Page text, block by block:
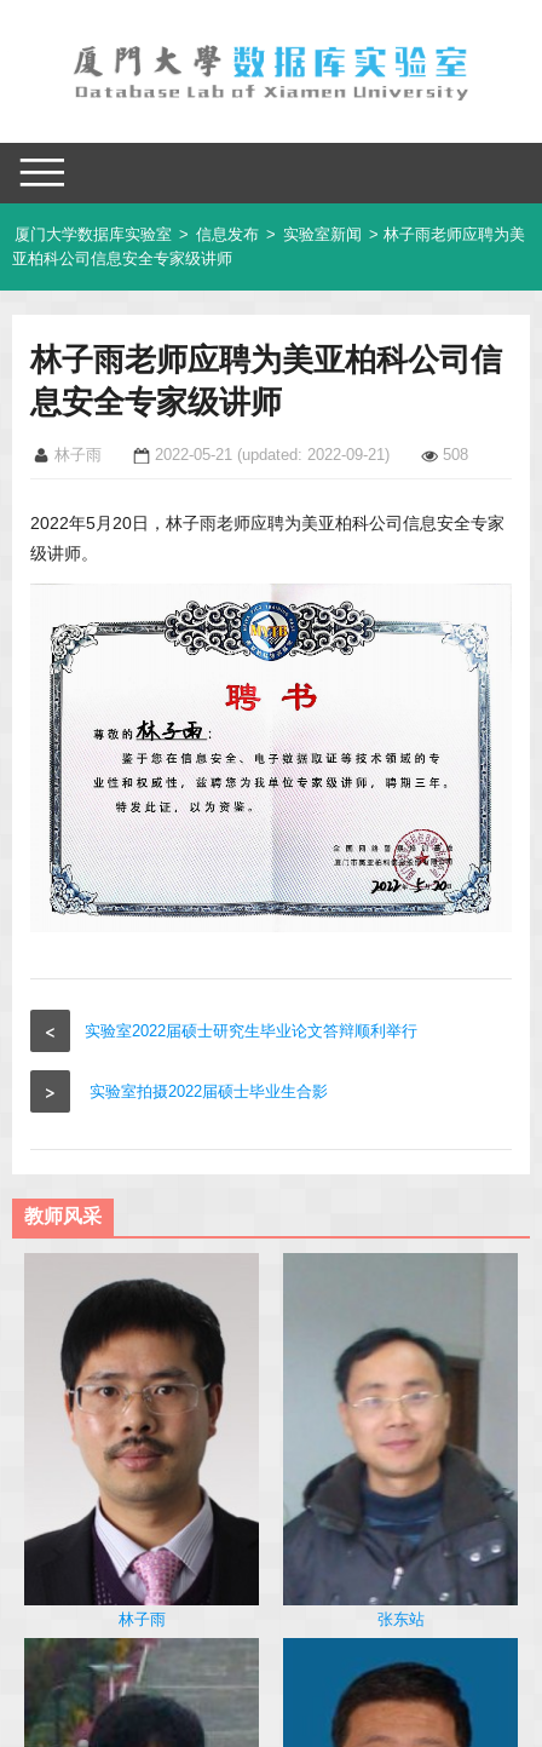
厦门大学数据库实验室 > 信息发布 > 实验室新闻 > 林子雨老师应聘为美
亚柏科公司信息安全专家级讲师
林子雨老师应聘为美亚柏科公司信
息安全专家级讲师
林子雨 2022-05-21 (updated: 2022-09-21) 508
2022年5月20日，林子雨老师应聘为美亚柏科公司信息安全专家
级讲师。
< 实验室2022届硕士研究生毕业论文答辩顺利举行
> 实验室拍摄2022届硕士毕业生合影
教师风采
林子雨 张东站